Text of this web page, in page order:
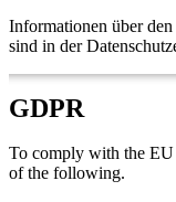
Informationen über
sind in der
GDPR
To comply with the EU
of the following.